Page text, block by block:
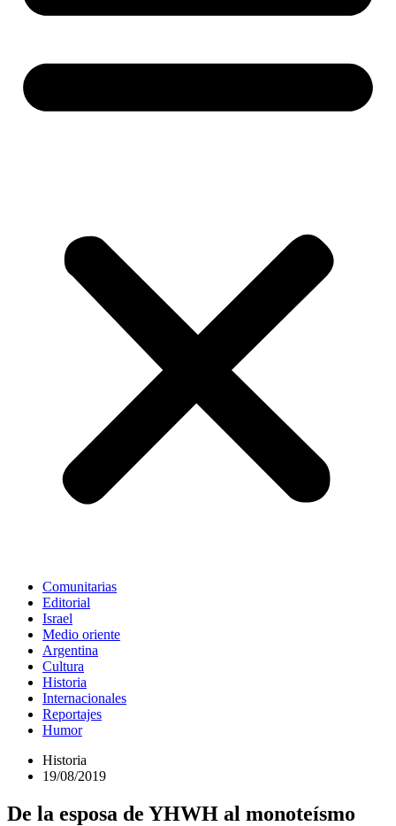
Comunitarias
Editorial
Israel
Medio oriente
Argentina
Cultura
Historia
Internacionales
Reportajes
Humor
Historia
19/08/2019
De la esposa de YHWH al monoteísmo